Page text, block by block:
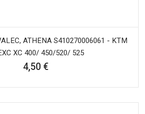
ATHENA S410270006061 - KTM
XC 400/ 450/520/ 525
4,50 €